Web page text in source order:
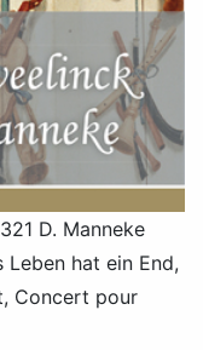
D. Manneke
Leben hat ein End,
Concert pour